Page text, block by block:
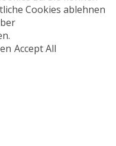
Cookies ablehnen
Accept All